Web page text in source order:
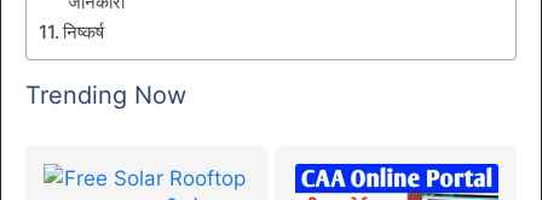
निष्कर्ष
Trending Now